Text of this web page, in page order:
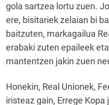
gola sartzea lortu zuen.
ere, bisitariek zelaian bi
baitzuten, markagailua
erabaki zuten epaileek
mantentzen jakin zuen
Honekin, Real Unionek,
iristeaz gain, Errege